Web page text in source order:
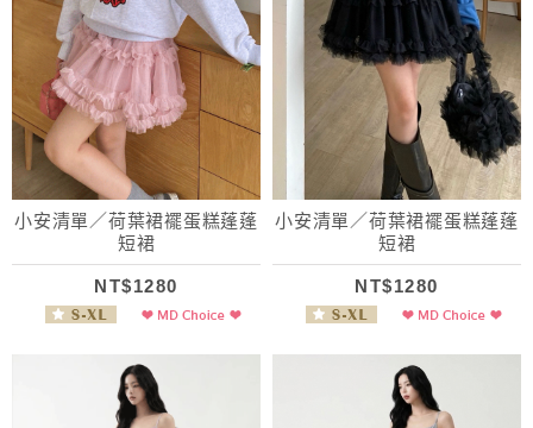
小安清單／荷葉裙襬蛋糕蓬蓬
短裙
NT$1280
小安清單／荷葉裙襬蛋糕蓬蓬
短裙
NT$1280